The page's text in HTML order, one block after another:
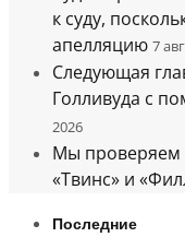
к суду,
апелляцию 7
Следующая
Голливуда с
2026
Мы проверяем
«Твинс» и
Последние